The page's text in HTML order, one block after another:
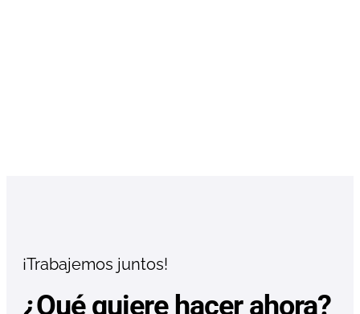
¡Trabajemos juntos!
¿Qué quiere hacer ahora?